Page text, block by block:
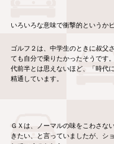
いろいろな意味で衝撃的というか
ゴルフ２は、中学生のときに叔父
ても自分で乗りたかったそうです
代前半とは思えないほど、「時代
精通しています。
ＧＸは、ノーマルの味をこわさな
きたい、と言っていましたが、シ